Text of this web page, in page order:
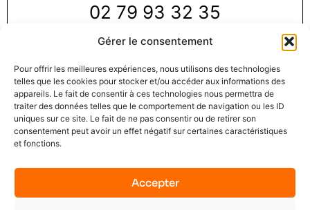
Gérer le consentement
Pour offrir les meilleures expériences, nous utilisons des technologies
telles que les cookies pour stocker et/ou accéder aux informations des
appareils. Le fait de consentir à ces technologies nous permettra de
traiter des données telles que le comportement de navigation ou les ID
uniques sur ce site. Le fait de ne pas consentir ou de retirer son
consentement peut avoir un effet négatif sur certaines caractéristiques
et fonctions.
Accepter
02 79 93 32 35
Nous trouver
3 Rue de la Pie 1 er étage,
76000 Rouen